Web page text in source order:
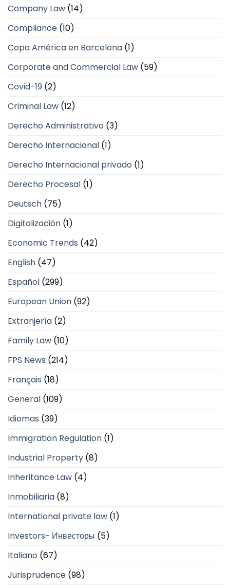
Company Law (14)
Compliance (10)
Copa América en Barcelona (1)
Corporate and Commercial Law (59)
Covid-19 (2)
Criminal Law (12)
Derecho Administrativo (3)
Derecho Internacional (1)
Derecho Internacional privado (1)
Derecho Procesal (1)
Deutsch (75)
Digitalización (1)
Economic Trends (42)
English (47)
Español (299)
European Union (92)
Extranjería (2)
Family Law (10)
FPS News (214)
Français (18)
General (109)
Idiomas (39)
Immigration Regulation (1)
Industrial Property (8)
Inheritance Law (4)
Inmobiliaria (8)
International private law (1)
Investors- Инвесторы (5)
Italiano (67)
Jurisprudence (98)